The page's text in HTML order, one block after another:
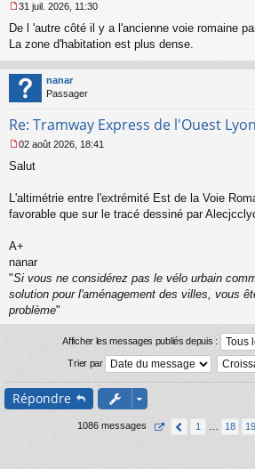
e
s
a
g
e
o
l
u
31 juil. 2026, 11:30
De l 'autre côté il y a l'ancienne voie romaine
La zone d'habitation est plus dense.
nanar
Passager
Re: Tramway Express de l'Ouest
e
s
g
n
o
n
u
02 août 2026, 18:41
Salut
L'altimétrie entre l'extrémité Est de la Voie
favorable que sur le tracé dessiné par
A+
nanar
"Si vous ne considérez pas le vélo urbain
solution pour l'aménagement des villes, vous
problème"
Afficher les messages publiés depuis :
Trier par
Répondre
1086 messages 1 18 19